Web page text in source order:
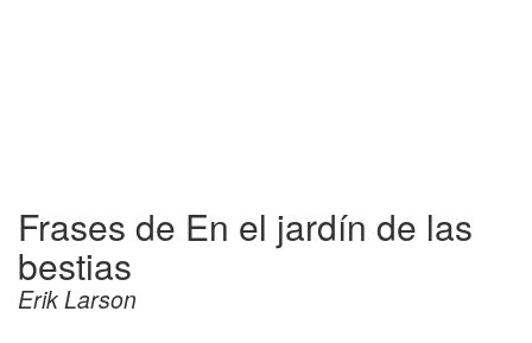
Frases de En el jardín de las
bestias
Erik Larson